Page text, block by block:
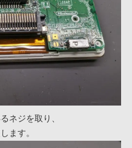
ネジを取り、
ます。